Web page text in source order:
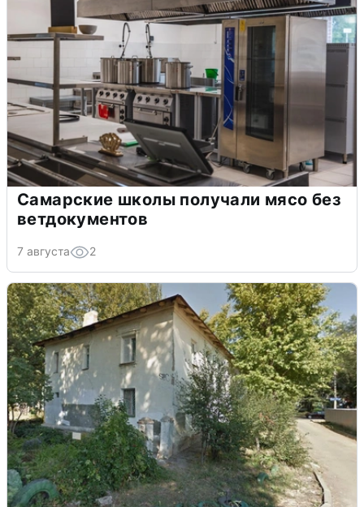
Самарские школы получали мясо без
ветдокументов
7 августа 2